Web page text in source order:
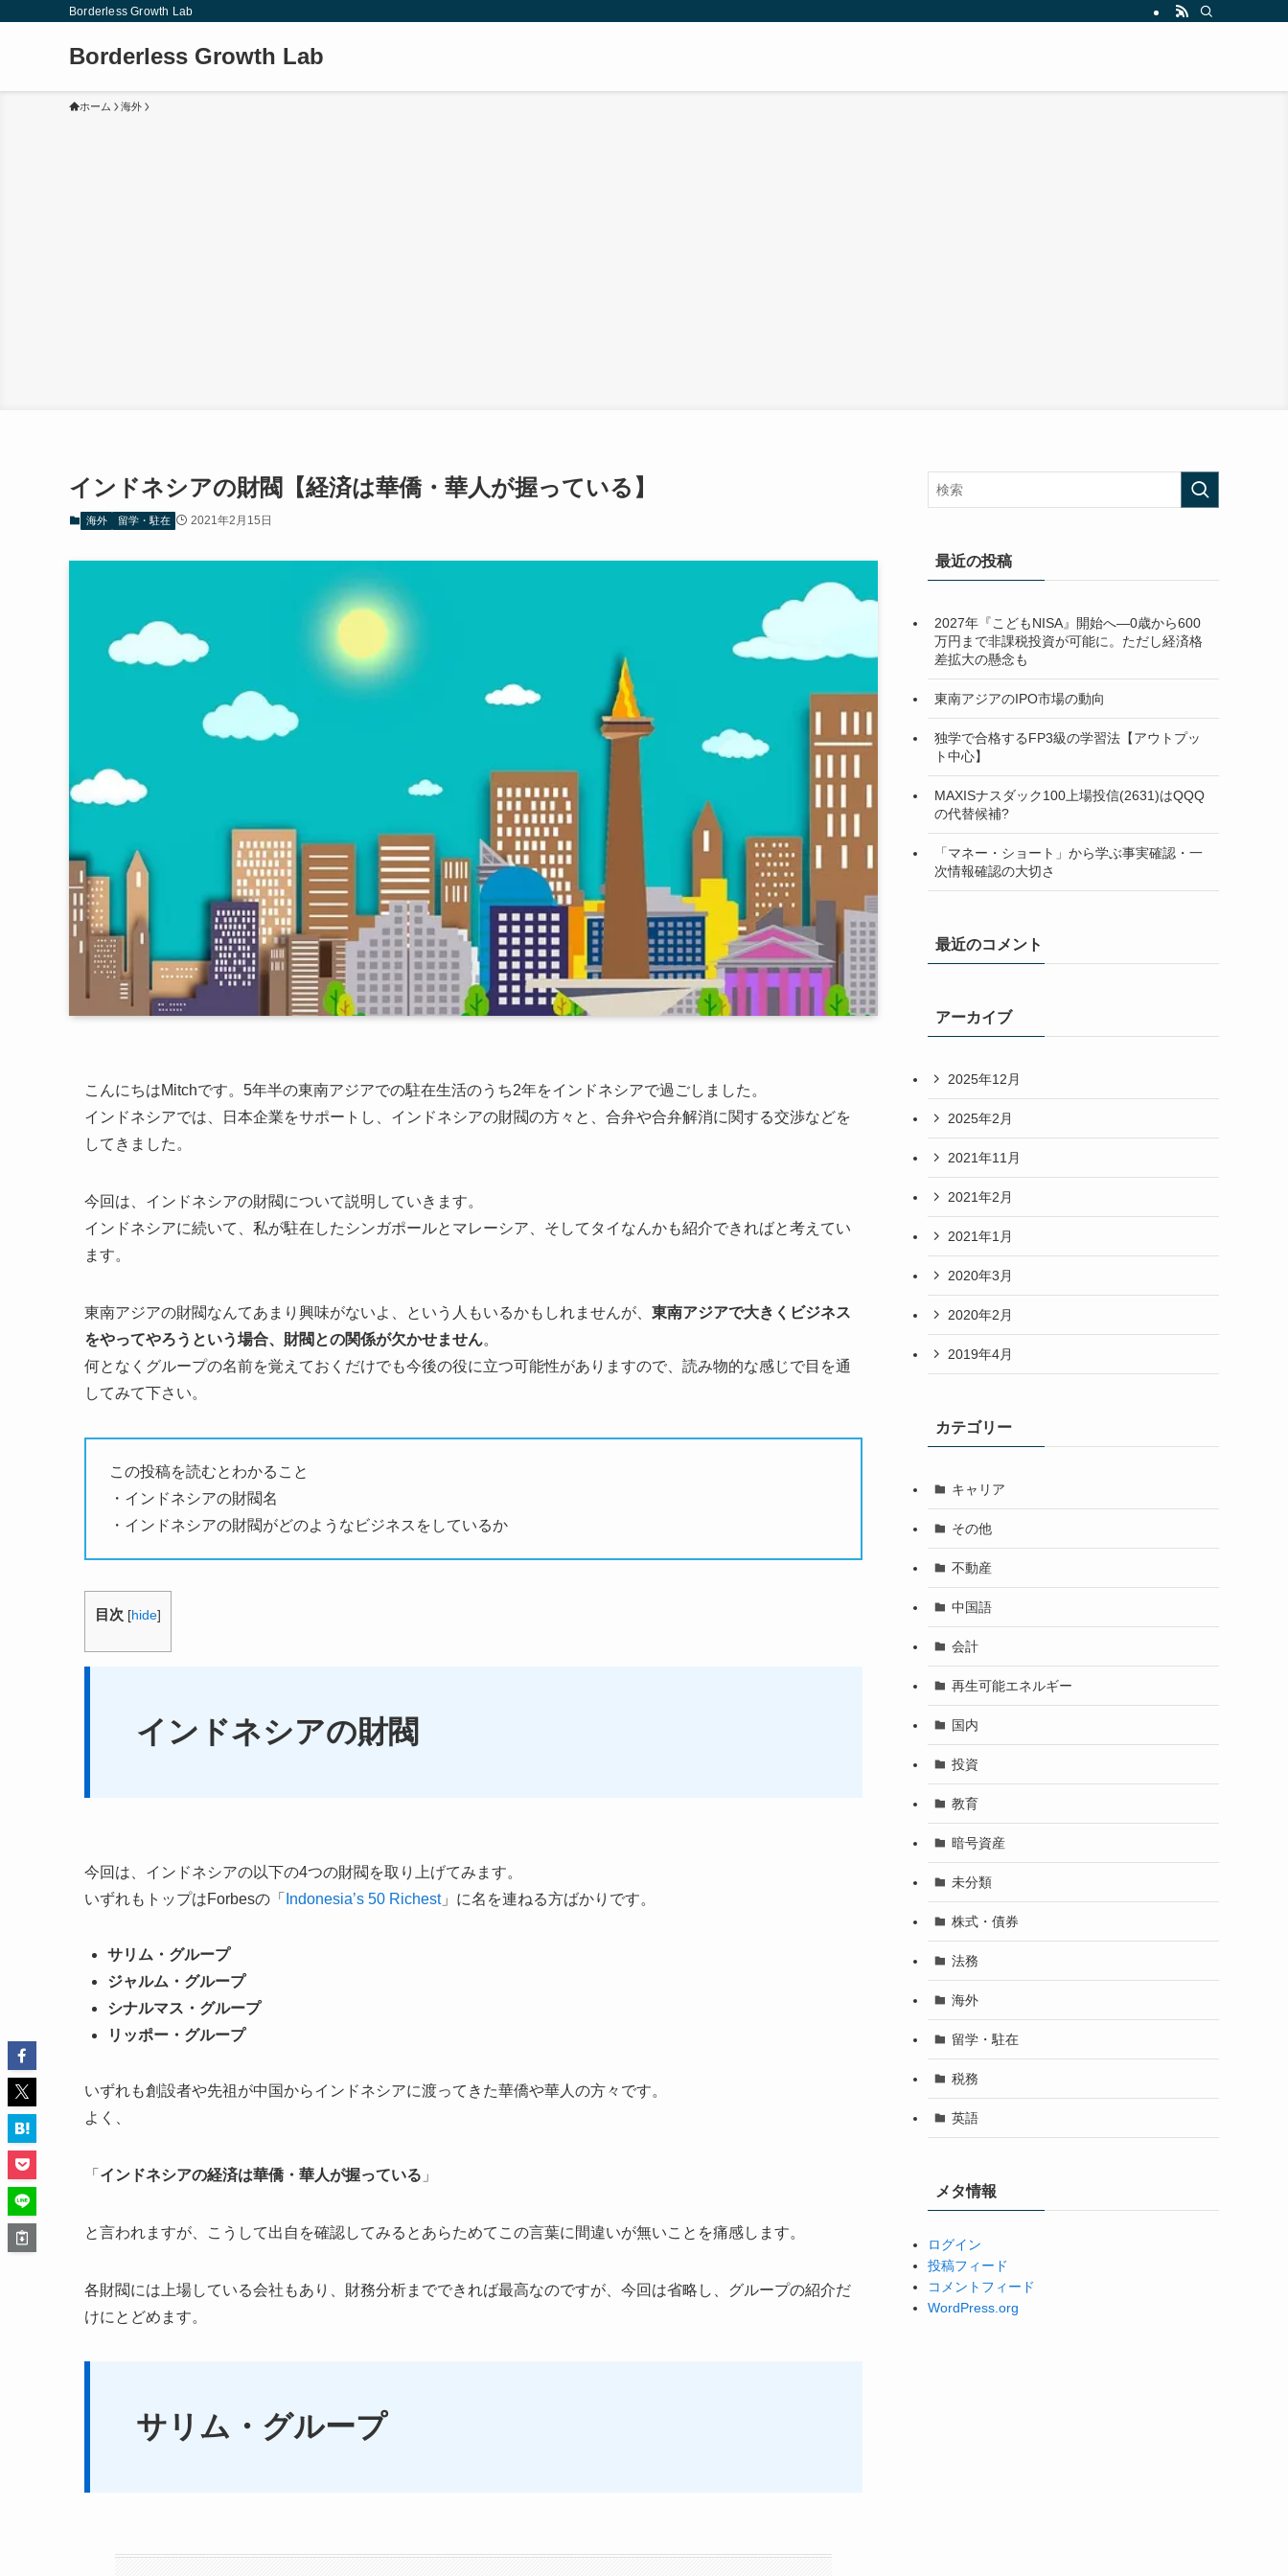
Borderless Growth Lab
Borderless Growth Lab
ホーム 海外
インドネシアの財閥【経済は華僑・華人が握っている】
海外 留学・駐在 2021年2月15日
こんにちはMitchです。5年半の東南アジアでの駐在生活のうち2年をインドネシアで過ごしました。
インドネシアでは、日本企業をサポートし、インドネシアの財閥の方々と、合弁や合弁解消に関する交渉などを
してきました。
今回は、インドネシアの財閥について説明していきます。
インドネシアに続いて、私が駐在したシンガポールとマレーシア、そしてタイなんかも紹介できればと考えてい
ます。
東南アジアの財閥なんてあまり興味がないよ、という人もいるかもしれませんが、 東南アジアで大きくビジネス
をやってやろうという場合、財閥との関係が欠かせません。
何となくグループの名前を覚えておくだけでも今後の役に立つ可能性がありますので、読み物的な感じで目を通
してみて下さい。
この投稿を読むとわかること
・インドネシアの財閥名
・インドネシアの財閥がどのようなビジネスをしているか
目次 [hide]
インドネシアの財閥
今回は、インドネシアの以下の4つの財閥を取り上げてみます。
いずれもトップはForbesの「
Indonesia’s 50 Richest」に名を連ねる方ばかりです。
サリム・グループ
ジャルム・グループ
シナルマス・グループ
リッポー・グループ
いずれも創設者や先祖が中国からインドネシアに渡ってきた華僑や華人の方々です。
よく、
「 インドネシアの経済は華僑・華人が握っている 」
と言われますが、こうして出自を確認してみるとあらためてこの言葉に間違いが無いことを痛感します。
各財閥には上場している会社もあり、財務分析までできれば最高なのですが、今回は省略し、グループの紹介だ
けにとどめます。
サリム・グループ
最近の投稿
2027年『こどもNISA』開始へ―0歳から600
万円まで非課税投資が可能に。ただし経済格
差拡大の懸念も
東南アジアのIPO市場の動向
独学で合格するFP3級の学習法【アウトプッ
ト中心】
MAXISナスダック100上場投信(2631)はQQQ
の代替候補?
「マネー・ショート」から学ぶ事実確認・一
次情報確認の大切さ
最近のコメント
アーカイブ
2025年12月
2025年2月
2021年11月
2021年2月
2021年1月
2020年3月
2020年2月
2019年4月
カテゴリー
キャリア
その他
不動産
中国語
会計
再生可能エネルギー
国内
投資
教育
暗号資産
未分類
株式・債券
法務
海外
留学・駐在
税務
英語
メタ情報
ログイン
投稿フィード
コメントフィード
WordPress.org